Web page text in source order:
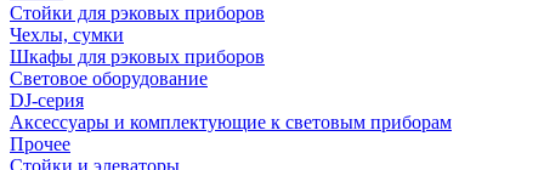
Стойки для рэковых приборов
Чехлы, сумки
Шкафы для рэковых приборов
Световое оборудование
DJ-серия
Аксессуары и комплектующие к световым приборам
Прочее
Стойки и элеваторы